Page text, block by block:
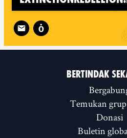
Follow XR Saint-Malo et
BERTINDAK
Temukan
Donasi
Buletin